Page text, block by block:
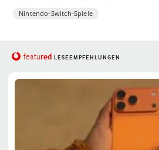
Nintendo-Switch-Spiele
featured LESEEMPFEHLUNGEN